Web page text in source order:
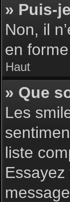
» Puis-
Non, il
en
Haut
» Que
Les
liste